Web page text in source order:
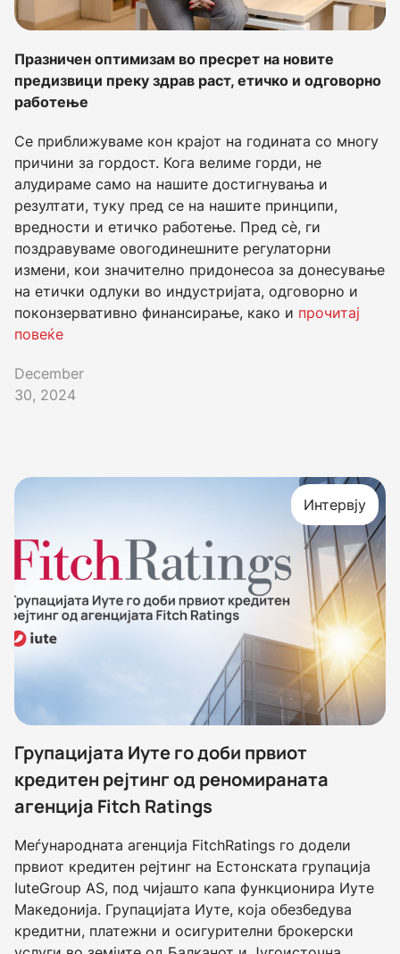
Празничен оптимизам во пресрет на новите
предизвици преку здрав раст, етичко и одговорно
работење
Се приближуваме кон крајот на годината со многу
причини за гордост. Кога велиме горди, не
алудираме само на нашите достигнувања и
резултати, туку пред се на нашите принципи,
вредности и етичко работење. Пред сѐ, ги
поздравуваме овогодинешните регулаторни
измени, кои значително придонесоа за донесување
на етички одлуки во индустријата, одговорно и
поконзервативно финансирање, како и прочитај
повеќе
December
30, 2024
Групацијата Иуте го доби првиот
кредитен рејтинг од реномираната
агенција Fitch Ratings
Меѓународната агенција FitchRatings го додели
првиот кредитен рејтинг на Естонската групација
IuteGroup AS, под чијашто капа функционира Иуте
Македонија. Групацијата Иуте, која обезбедува
кредитни, платежни и осигурителни брокерски
Интервју